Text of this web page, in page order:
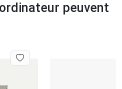
peuvent